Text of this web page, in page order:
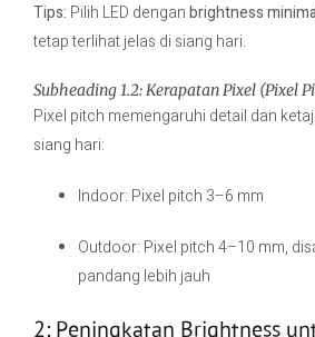
Tips: Pilih LED denganbrightness
tetap terlihat jelas di siang hari.
Subheading 1.2: Kerapatan Pixel (Pixel
Pixel pitch memengaruhi detail dan
siang hari:
Indoor: Pixel pitch 3–6 mm
Outdoor: Pixel pitch 4–10 mm,
pandang lebih jauh
2: Peningkatan Brightness